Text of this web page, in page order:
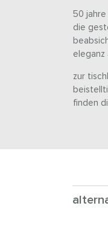
50
die
eleganz
zur
finden